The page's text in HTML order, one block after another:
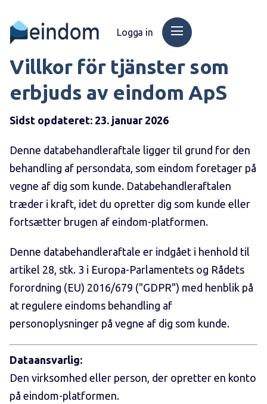
Logga in
Villkor för tjänster som
erbjuds av eindom ApS
Sidst opdateret: 23. januar 2026
Denne databehandleraftale ligger til grund for den
behandling af persondata, som eindom foretager på
vegne af dig som kunde. Databehandleraftalen
træder i kraft, idet du opretter dig som kunde eller
fortsætter brugen af eindom-platformen.
Denne databehandleraftale er indgået i henhold til
artikel 28, stk. 3 i Europa-Parlamentets og Rådets
forordning (EU) 2016/679 ("GDPR") med henblik på
at regulere eindoms behandling af
personoplysninger på vegne af dig som kunde.
Dataansvarlig:
Den virksomhed eller person, der opretter en konto
på eindom-platformen.